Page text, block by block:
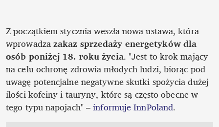
Z początkiem stycznia weszła nowa ustawa, która
wprowadza zakaz sprzedaży energetyków dla
osób poniżej 18. roku życia. "Jest to krok mający
na celu ochronę zdrowia młodych ludzi, biorąc pod
uwagę potencjalne negatywne skutki spożycia dużej
ilości kofeiny i tauryny, które są często obecne w
tego typu napojach" – informuje InnPoland.